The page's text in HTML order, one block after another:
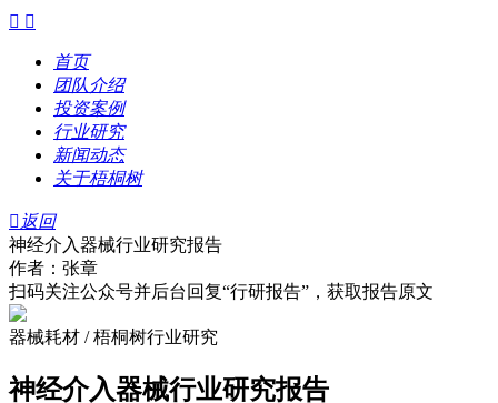
 
首页
团队介绍
投资案例
行业研究
新闻动态
关于梧桐树
 返回
神经介入器械行业研究报告
作者：张章
扫码关注公众号并后台回复“行研报告”，获取报告原文
器械耗材 / 梧桐树行业研究
神经介入器械行业研究报告